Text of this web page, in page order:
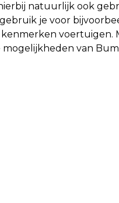
natuurlijk ook
je voor
voertuigen.
van